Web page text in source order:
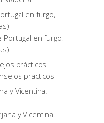
en furgo,
prácticos
y Vicentina.